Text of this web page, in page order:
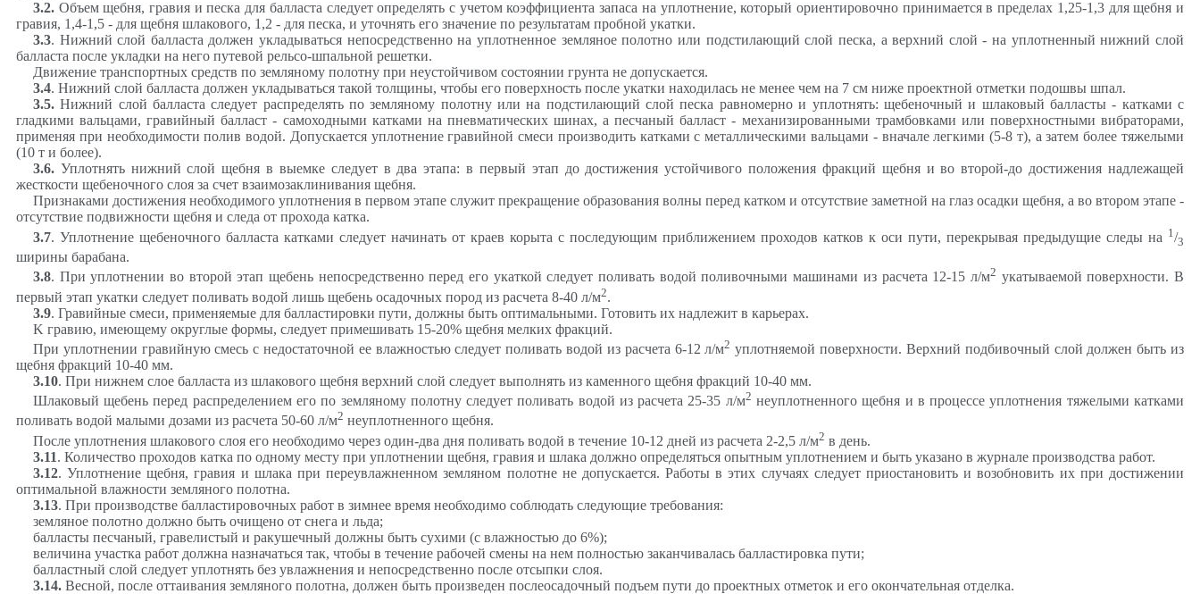
3.2.Объем щебня, гравия и песка для балласта следует определять с учетом коэффициента запаса на уплотнение, который ориентировочно принимается в пределах 1,25-1,3 для щебня и
гравия, 1,4-1,5 - для щебня шлакового, 1,2 - для песка, и уточнять его значение по результатам пробной укатки.
3.3. Нижний слой балласта должен укладываться непосредственно на уплотненное земляное полотно или подстилающий слой песка, а верхний слой - на уплотненный нижний слой
балласта после укладки на него путевой рельсо-шпальной решетки.
Движение транспортных средств по земляному полотну при неустойчивом состоянии грунта не допускается.
3.4. Нижний слой балласта должен укладываться такой толщины, чтобы его поверхность после укатки находилась не менее чем на 7 см ниже проектной отметки подошвы шпал.
3.5.Нижний слой балласта следует распределять по земляному полотну или на подстилающий слой песка равномерно и уплотнять: щебеночный и шлаковый балласты - катками с
гладкими вальцами, гравийный балласт - самоходными катками на пневматических шинах, а песчаный балласт - механизированными трамбовками или поверхностными вибраторами,
применяя при необходимости полив водой. Допускается уплотнение гравийной смеси производить катками с металлическими вальцами - вначале легкими (5-8 т), а затем более тяжелыми
(10 т и более).
3.6.Уплотнять нижний слой щебня в выемке следует в два этапа: в первый этап до достижения устойчивого положения фракций щебня и во второй-до достижения надлежащей
жесткости щебеночного слоя за счет взаимозаклинивания щебня.
Признаками достижения необходимого уплотнения в первом этапе служит прекращение образования волны перед катком и отсутствие заметной на глаз осадки щебня, а во втором этапе -
отсутствие подвижности щебня и следа от прохода катка.
3.7. Уплотнение щебеночного балласта катками следует начинать от краев корыта с последующим приближением проходов катков к оси пути, перекрывая предыдущие следы на 1 /3
ширины барабана.
3.8. При уплотнении во второй этап щебень непосредственно перед его укаткой следует поливать водой поливочными машинами из расчета 12-15 л/м2 укатываемой поверхности. В
первый этап укатки следует поливать водой лишь щебень осадочных пород из расчета 8-40 л/м2.
3.9. Гравийные смеси, применяемые для балластировки пути, должны быть оптимальными. Готовить их надлежит в карьерах.
K гравию, имеющему округлые формы, следует примешивать 15-20% щебня мелких фракций.
При уплотнении гравийную смесь с недостаточной ее влажностью следует поливать водой из расчета 6-12 л/м2 уплотняемой поверхности. Верхний подбивочный слой должен быть из
щебня фракций 10-40 мм.
3.10. При нижнем слое балласта из шлакового щебня верхний слой следует выполнять из каменного щебня фракций 10-40 мм.
Шлаковый щебень перед распределением его по земляному полотну следует поливать водой из расчета 25-35 л/м2 неуплотненного щебня и в процессе уплотнения тяжелыми катками
поливать водой малыми дозами из расчета 50-60 л/м2 неуплотненного щебня.
После уплотнения шлакового слоя его необходимо через один-два дня поливать водой в течение 10-12 дней из расчета 2-2,5 л/м2 в день.
3.11. Количество проходов катка по одному месту при уплотнении щебня, гравия и шлака должно определяться опытным уплотнением и быть указано в журнале производства работ.
3.12. Уплотнение щебня, гравия и шлака при переувлажненном земляном полотне не допускается. Работы в этих случаях следует приостановить и возобновить их при достижении
оптимальной влажности земляного полотна.
3.13. При производстве балластировочных работ в зимнее время необходимо соблюдать следующие требования:
земляное полотно должно быть очищено от снега и льда;
балласты песчаный, гравелистый и ракушечный должны быть сухими (с влажностью до 6%);
величина участка работ должна назначаться так, чтобы в течение рабочей смены на нем полностью заканчивалась балластировка пути;
балластный слой следует уплотнять без увлажнения и непосредственно после отсыпки слоя.
3.14.Весной, после оттаивания земляного полотна, должен быть произведен послеосадочный подъем пути до проектных отметок и его окончательная отделка.